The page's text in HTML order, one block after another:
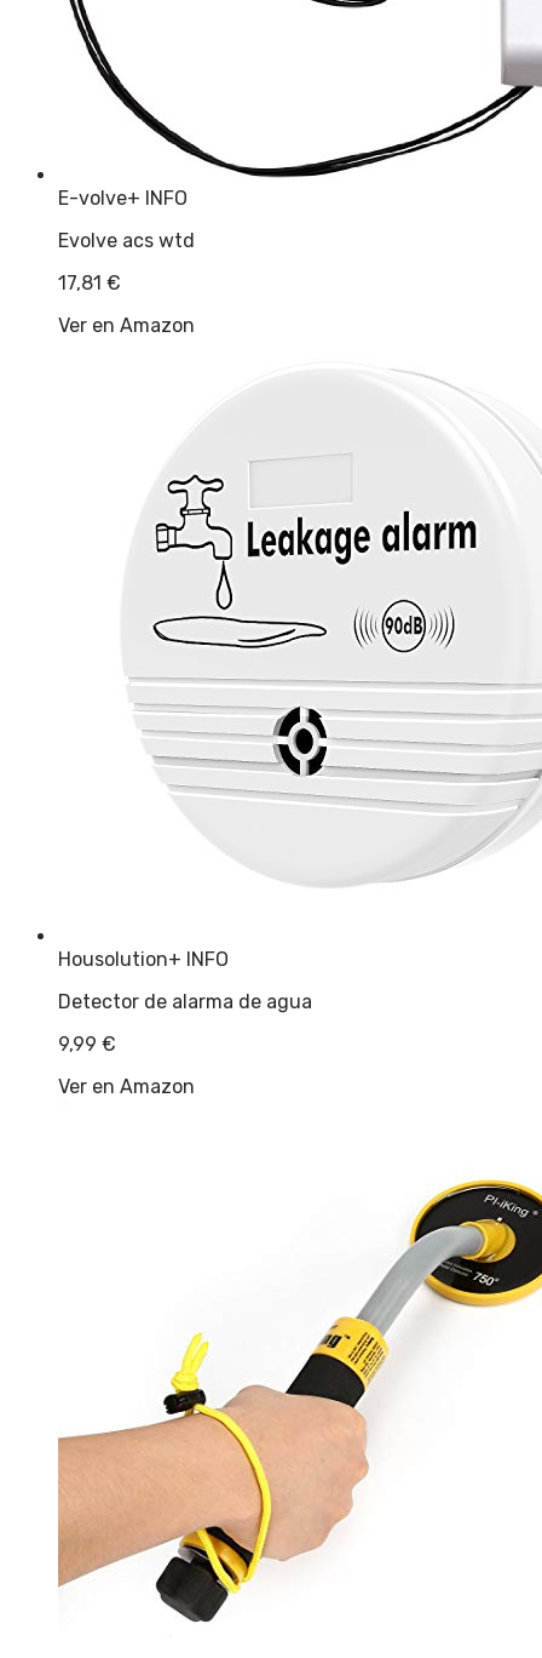
E-volve+ INFO
Evolve acs wtd
17,81 €
Ver en Amazon
Housolution+ INFO
Detector de alarma de agua
9,99 €
Ver en Amazon